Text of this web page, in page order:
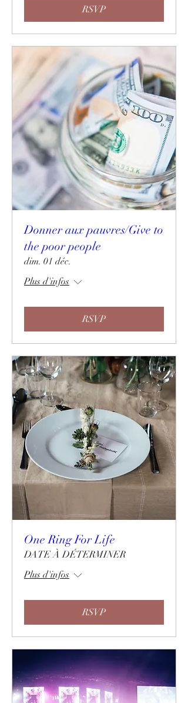
RSVP
Donner aux pauvres/Give to
the poor people
dim. 01 déc.
Plus d'infos
RSVP
One Ring For Life
DATE À DÉTERMINER
Plus d'infos
RSVP